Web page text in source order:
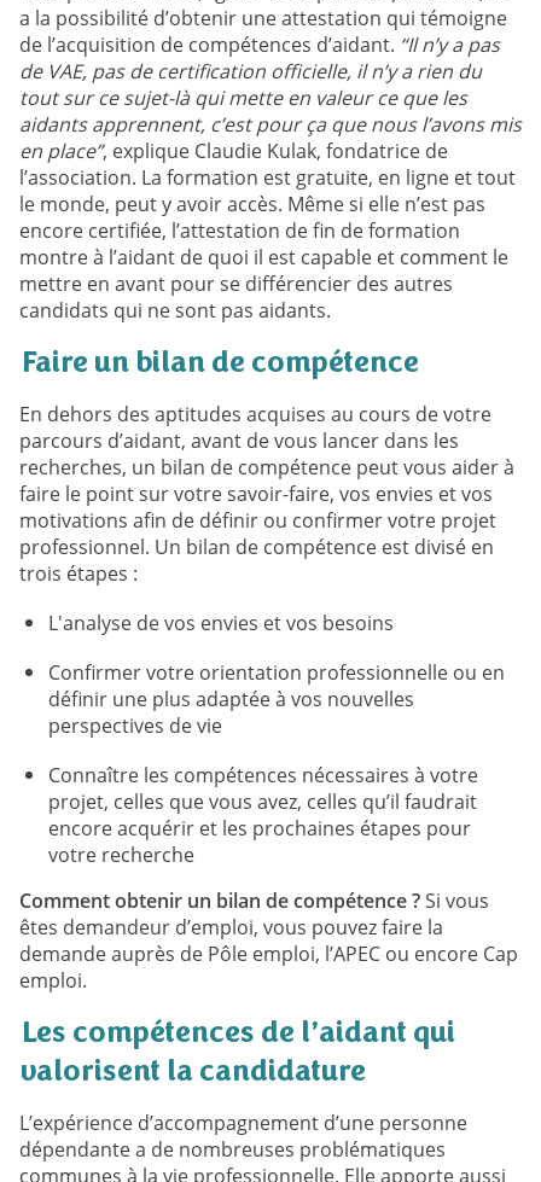
a la possibilité d’obtenir une attestation qui témoigne
de l’acquisition de compétences d’aidant. “Il n’y a pas
de VAE, pas de certification officielle, il n’y a rien du
tout sur ce sujet-là qui mette en valeur ce que les
aidants apprennent, c’est pour ça que nous l’avons mis
en place”, explique Claudie Kulak, fondatrice de
l’association. La formation est gratuite, en ligne et tout
le monde, peut y avoir accès. Même si elle n’est pas
encore certifiée, l’attestation de fin de formation
montre à l’aidant de quoi il est capable et comment le
mettre en avant pour se différencier des autres
candidats qui ne sont pas aidants.
Faire un bilan de compétence
En dehors des aptitudes acquises au cours de votre
parcours d’aidant, avant de vous lancer dans les
recherches, un bilan de compétence peut vous aider à
faire le point sur votre savoir-faire, vos envies et vos
motivations afin de définir ou confirmer votre projet
professionnel. Un bilan de compétence est divisé en
trois étapes :
L'analyse de vos envies et vos besoins
Confirmer votre orientation professionnelle ou en
définir une plus adaptée à vos nouvelles
perspectives de vie
Connaître les compétences nécessaires à votre
projet, celles que vous avez, celles qu’il faudrait
encore acquérir et les prochaines étapes pour
votre recherche
Comment obtenir un bilan de compétence ?Si vous
êtes demandeur d’emploi, vous pouvez faire la
demande auprès de Pôle emploi, l’APEC ou encore Cap
emploi.
Les compétences de l’aidant qui
valorisent la candidature
L’expérience d’accompagnement d’une personne
dépendante a de nombreuses problématiques
communes à la vie professionnelle. Elle apporte aussi